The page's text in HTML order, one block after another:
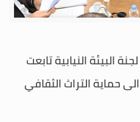
البيئة النيابية تابعت
حماية التراث الثقافي